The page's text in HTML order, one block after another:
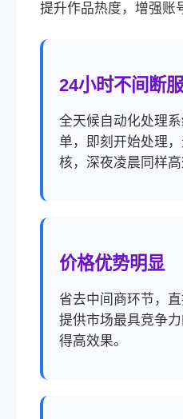
提升作品热度，增强账
24小时不间断
全天候自动化处理
单，即刻开始处理
核，深夜凌晨同样高
价格优势明显
省去中间商环节，直
提供市场最具竞争
得高效果。